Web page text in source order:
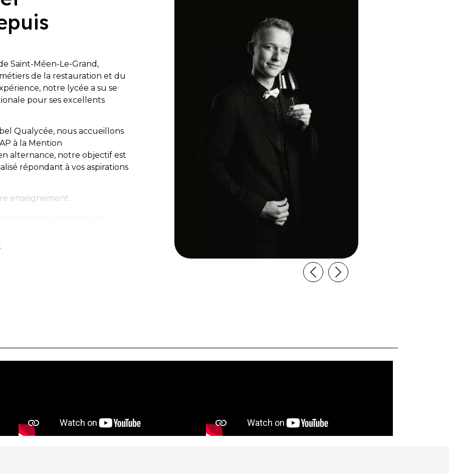
Saint-Méen-Le-Grand,
de la restauration et du
notre lycée a su se
pour ses excellents
Qualycée, nous accueillons
à la Mention
alternance, notre objectif est
répondant à vos aspirations
enseignement.
barman ou organisateur